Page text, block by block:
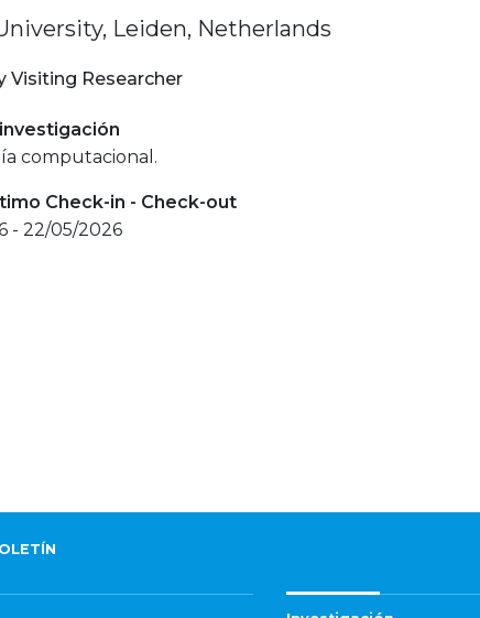
Leiden, Netherlands
Visiting Researcher
computacional.
Check-in - Check-out
- 22/05/2026